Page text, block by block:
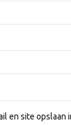
en site